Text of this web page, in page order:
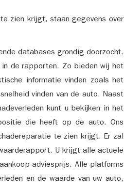
zien krijgt, staan gegevens over
databases grondig doorzocht.
de rapporten. Zo bieden wij het
informatie vinden zoals het
vinden van de auto. Naast
kunt u bekijken in het
die heeft op de auto. Ons
te zien krijgt. Er zal
U krijgt alle actuele
adviesprijs. Alle platforms
en de waarde van uw auto,